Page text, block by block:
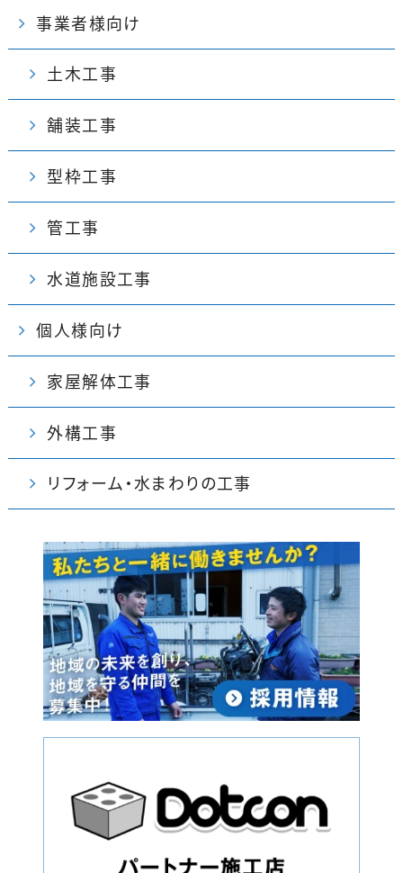
事業者様向け
土木工事
舗装工事
型枠工事
管工事
水道施設工事
個人様向け
家屋解体工事
外構工事
リフォーム・水まわりの工事